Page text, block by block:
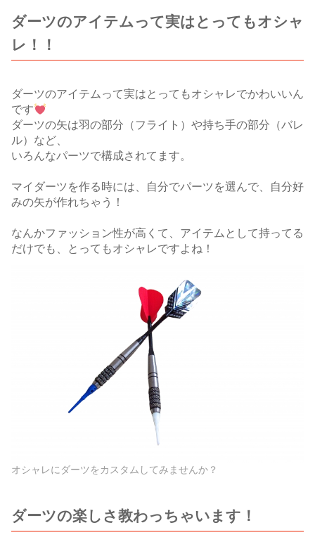
ダーツのアイテムって実はとってもオシャ
レ！！
ダーツのアイテムって実はとってもオシャレでかわいいん
です
ダーツの矢は羽の部分（フライト）や持ち手の部分（バレ
ル）など、
いろんなパーツで構成されてます。
マイダーツを作る時には、自分でパーツを選んで、自分好
みの矢が作れちゃう！
なんかファッション性が高くて、アイテムとして持ってる
だけでも、とってもオシャレですよね！
オシャレにダーツをカスタムしてみませんか？
ダーツの楽しさ教わっちゃいます！